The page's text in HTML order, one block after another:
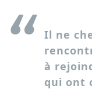
Il ne
à
qui ont